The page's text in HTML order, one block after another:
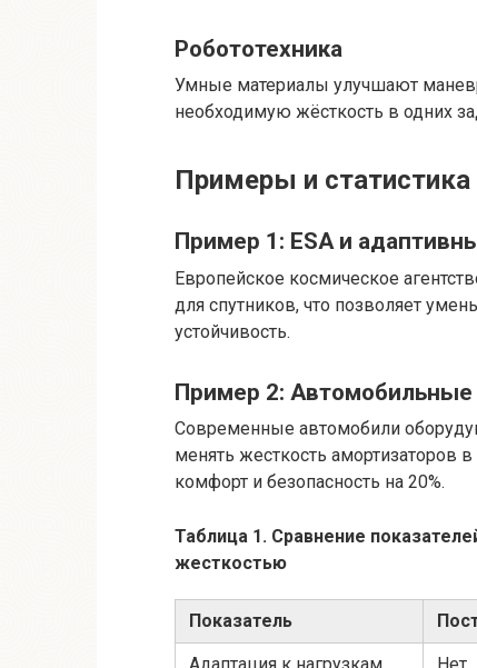
Робототехника
Умные материалы улучшают
необходимую жёсткость в одних
Примеры и статистика
Пример 1: ESA и
Европейское космическое
для спутников, что позволяет
устойчивость.
Пример 2:
Современные автомобили
менять жесткость амортизаторов
комфорт и безопасность на 20%.
Таблица 1. Сравнение
жесткостью
Показатель